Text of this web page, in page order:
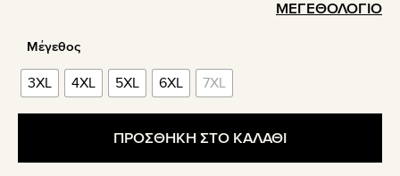
ΜΕΓΕΘΟΛΟΓΙΟ
Μέγεθος
3XL 4XL 5XL 6XL 7XL
ΠΡΟΣΘΗΚΗ ΣΤΟ ΚΑΛΑΘΙ